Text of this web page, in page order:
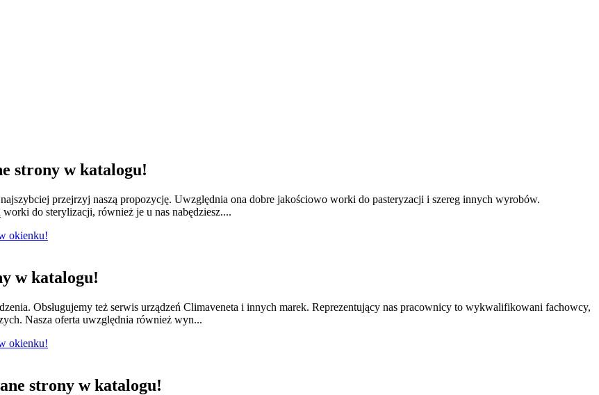
strony w katalogu!
przejrzyj naszą propozycję. Uwzględnia ona dobre jakościowo worki do pasteryzacji i szereg innych wyrobów.
do sterylizacji, również je u nas nabędziesz....
okienku!
w katalogu!
Obsługujemy też serwis urządzeń Climaveneta i innych marek. Reprezentujący nas pracownicy to wykwalifikowani fachowcy,
Nasza oferta uwzględnia również wyn...
okienku!
strony w katalogu!